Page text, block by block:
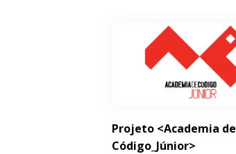
Projeto <Academia de
Código_Júnior>
Páginas